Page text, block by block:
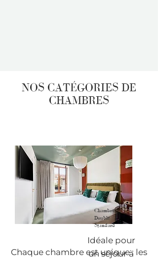
NOS CATÉGORIES DE
CHAMBRES
Chambre
Double
Standard
Idéale pour
un séjour à
Chaque chambre est unique : les